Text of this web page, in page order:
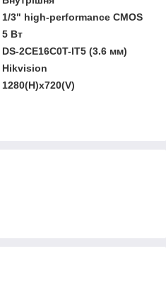
1/3" high-performance CMOS
5 Вт
DS-2CE16C0T-IT5 (3.6 мм)
Hikvision
1280(H)х720(V)